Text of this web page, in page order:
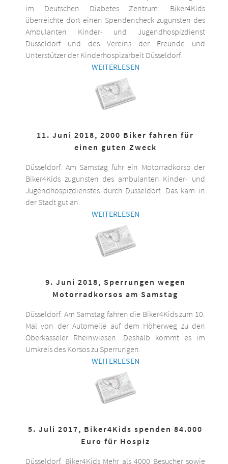
im Deutschen Diabetes Zentrum: Biker4Kids
überreichte dort einen Spendencheck zugunsten des
Ambulanten Kinder- und Jugendhospizdienst
Düsseldorf und des Vereins der Freunde und
Unterstützer der Kinderhospizarbeit Düsseldorf.
WEITERLESEN
11. Juni 2018, 2000 Biker fahren für
einen guten Zweck
Düsseldorf. Am Samstag fuhr ein Motorradkorso der
Biker4Kids zugunsten des ambulanten Kinder- und
Jugendhospizdienstes durch Düsseldorf. Das kam in
der Stadt gut an.
WEITERLESEN
9. Juni 2018, Sperrungen wegen
Motorradkorsos am Samstag
Düsseldorf. Am Samstag fahren die Biker4Kids zum 10.
Mal von der Automeile auf dem Höherweg zu den
Oberkasseler Rheinwiesen. Deshalb kommt es im
Umkreis des Korsos zu Sperrungen.
WEITERLESEN
5. Juli 2017, Biker4Kids spenden 84.000
Euro für Hospiz
Düsseldorf. Biker4Kids Mehr als 4000 Besucher sowie